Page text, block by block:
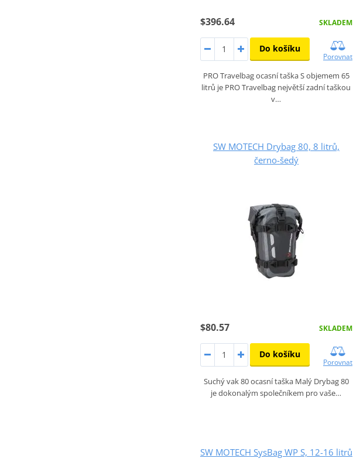
$396.64 SKLADEM
Do košíku
Porovnat
PRO Travelbag ocasní taška S objemem 65
litrů je PRO Travelbag největší zadní taškou
v…
SW MOTECH Drybag 80, 8 litrů,
černo-šedý
$80.57 SKLADEM
Do košíku
Porovnat
Suchý vak 80 ocasní taška Malý Drybag 80
je dokonalým společníkem pro vaše…
SW MOTECH SysBag WP S, 12-16 litrů